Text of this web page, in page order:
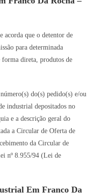
acorda que o detentor de
para determinada
direta, produtos de
do(s) pedido(s) e/ou
industrial depositados no
e a descrição geral do
a Circular de Oferta de
da Circular de
nº 8.955/94 (Lei de
Em Franco Da